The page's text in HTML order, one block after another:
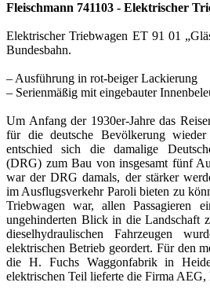
Fleischmann 741103 - Elektrischer
Elektrischer Triebwagen ET 91 01
Bundesbahn.
– Ausführung in rot-beiger Lackierung
– Serienmäßig mit eingebauter
Um Anfang der 1930er-Jahre das
für die deutsche Bevölkerung wieder
entschied sich die damalige
(DRG) zum Bau von insgesamt fünf
war der DRG damals, der stärker
im Ausflugsverkehr Paroli bieten zu
Triebwagen war, allen Passagieren
ungehinderten Blick in die Landschaft
dieselhydraulischen Fahrzeugen
elektrischen Betrieb geordert. Für den
die H. Fuchs Waggonfabrik in
elektrischen Teil lieferte die Firma AEG,